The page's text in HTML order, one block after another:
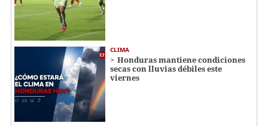
CLIMA
Honduras mantiene condiciones
secas con lluvias débiles este
viernes